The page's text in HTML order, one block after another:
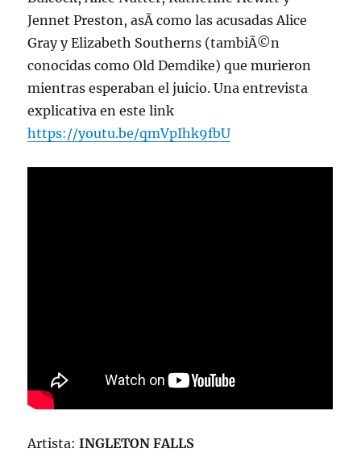
Jennet Preston, asÃ­ como las acusadas Alice
Gray y Elizabeth Southerns (tambiÃ©n
conocidas como Old Demdike) que murieron
mientras esperaban el juicio. Una entrevista
explicativa en este link
https://youtu.be/qmVpIhk9fbU
Artista:INGLETON FALLS